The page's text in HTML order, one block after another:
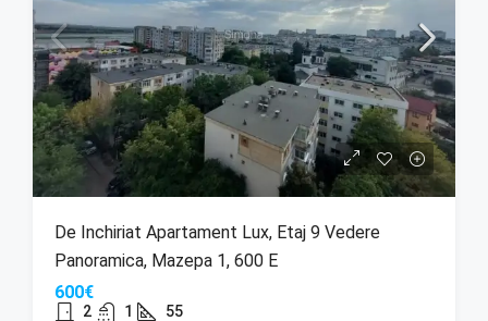
De Inchiriat Apartament Lux, Etaj 9 Vedere
Panoramica, Mazepa 1, 600 E
600€
2 1 55